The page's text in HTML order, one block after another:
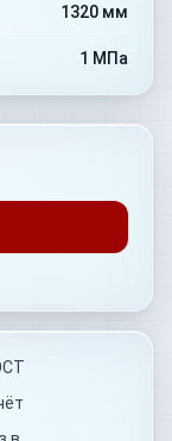
1320 мм
1 МПа